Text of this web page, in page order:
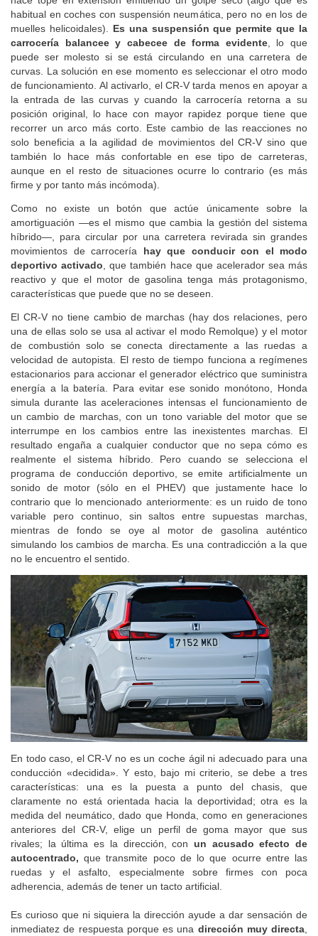
habitual en coches con suspensión neumática, pero no en los de
muelles helicoidales). Es una suspensión que permite que la
carrocería balancee y cabecee de forma evidente, lo que
puede ser molesto si se está circulando en una carretera de
curvas. La solución en ese momento es seleccionar el otro modo
de funcionamiento. Al activarlo, el CR-V tarda menos en apoyar a
la entrada de las curvas y cuando la carrocería retorna a su
posición original, lo hace con mayor rapidez porque tiene que
recorrer un arco más corto. Este cambio de las reacciones no
solo beneficia a la agilidad de movimientos del CR-V sino que
también lo hace más confortable en ese tipo de carreteras,
aunque en el resto de situaciones ocurre lo contrario (es más
firme y por tanto más incómoda).
Como no existe un botón que actúe únicamente sobre la
amortiguación —es el mismo que cambia la gestión del sistema
híbrido—, para circular por una carretera revirada sin grandes
movimientos de carrocería hay que conducir con el modo
deportivo activado , que también hace que acelerador sea más
reactivo y que el motor de gasolina tenga más protagonismo,
características que puede que no se deseen.
El CR-V no tiene cambio de marchas (hay dos relaciones, pero
una de ellas solo se usa al activar el modo Remolque) y el motor
de combustión solo se conecta directamente a las ruedas a
velocidad de autopista. El resto de tiempo funciona a regímenes
estacionarios para accionar el generador eléctrico que suministra
energía a la batería. Para evitar ese sonido monótono, Honda
simula durante las aceleraciones intensas el funcionamiento de
un cambio de marchas, con un tono variable del motor que se
interrumpe en los cambios entre las inexistentes marchas. El
resultado engaña a cualquier conductor que no sepa cómo es
realmente el sistema híbrido. Pero cuando se selecciona el
programa de conducción deportivo, se emite artificialmente un
sonido de motor (sólo en el PHEV) que justamente hace lo
contrario que lo mencionado anteriormente: es un ruido de tono
variable pero continuo, sin saltos entre supuestas marchas,
mientras de fondo se oye al motor de gasolina auténtico
simulando los cambios de marcha. Es una contradicción a la que
no le encuentro el sentido.
En todo caso, el CR-V no es un coche ágil ni adecuado para una
conducción «decidida». Y esto, bajo mi criterio, se debe a tres
características: una es la puesta a punto del chasis, que
claramente no está orientada hacia la deportividad; otra es la
medida del neumático, dado que Honda, como en generaciones
anteriores del CR-V, elige un perfil de goma mayor que sus
rivales; la última es la dirección, con un acusado efecto de
autocentrado,que transmite poco de lo que ocurre entre las
ruedas y el asfalto, especialmente sobre firmes con poca
adherencia, además de tener un tacto artificial.
Es curioso que ni siquiera la dirección ayude a dar sensación de
inmediatez de respuesta porque es una dirección muy directa